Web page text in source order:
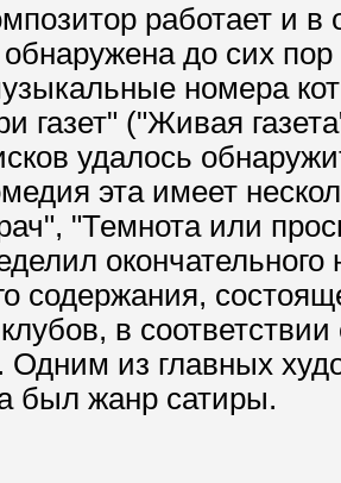
работает и
до сих
номера
газет" ("Живая
удалось
эта имеет
"Темнота или
содержания,
в
Одним из главных
был жанр сатиры.